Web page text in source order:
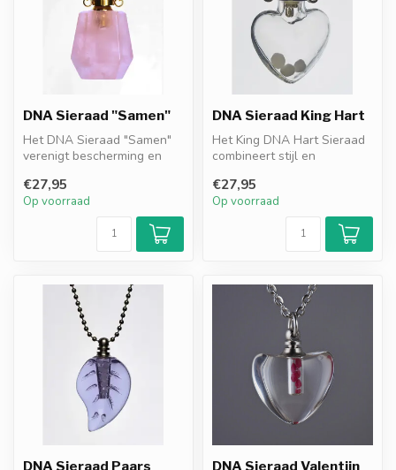
DNA Sieraad "Samen"
Het DNA Sieraad "Samen"
verenigt bescherming en
ontwe...
€27,95
Op voorraad
DNA Sieraad King Hart
Het King DNA Hart Sieraad
combineert stijl en
granules als r...
€27,95
Op voorraad
DNA Sieraad Paars
DNA Sieraad Valentijn